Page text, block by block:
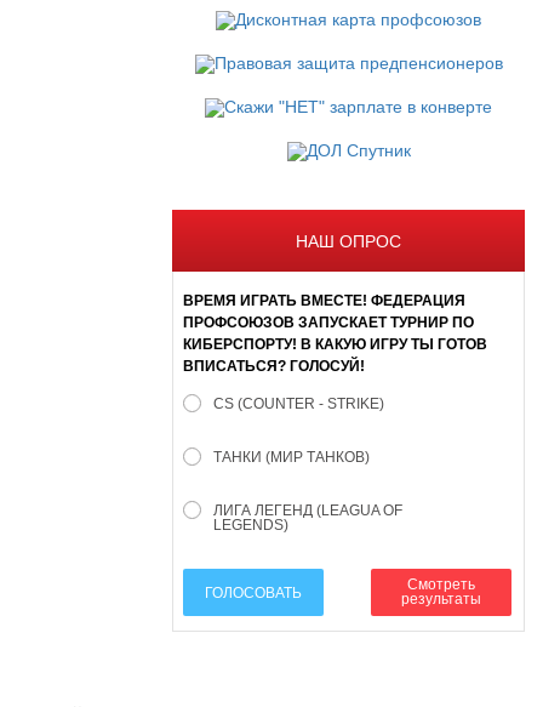
НАШ ОПРОС
ВРЕМЯ ИГРАТЬ ВМЕСТЕ! ФЕДЕРАЦИЯ
ПРОФСОЮЗОВ ЗАПУСКАЕТ ТУРНИР ПО
КИБЕРСПОРТУ! В КАКУЮ ИГРУ ТЫ ГОТОВ
ВПИСАТЬСЯ? ГОЛОСУЙ!
CS (COUNTER - STRIKE)
ТАНКИ (МИР ТАНКОВ)
ЛИГА ЛЕГЕНД (LEAGUA OF
LEGENDS)
ГОЛОСОВАТЬ
Смотреть
результаты